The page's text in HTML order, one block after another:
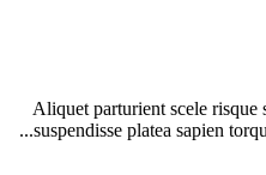
Aliquet parturient scele risque
suspendisse platea sapien